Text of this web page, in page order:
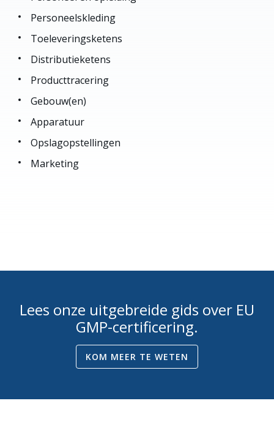
Personeelskleding
Toeleveringsketens
Distributieketens
Producttracering
Gebouw(en)
Apparatuur
Opslagopstellingen
Marketing
Lees onze uitgebreide gids over EU
GMP-certificering.
KOM MEER TE WETEN